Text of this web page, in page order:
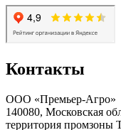
Контакты
ООО «Премьер-Агро»
140080, Московская
территория промзоны